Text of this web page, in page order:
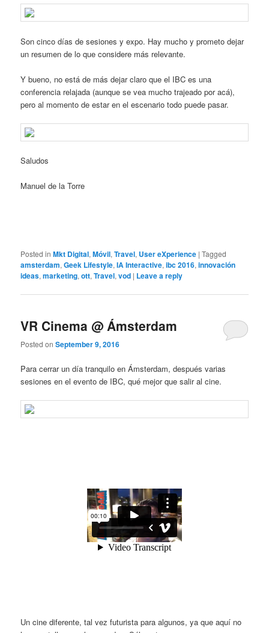
Son cinco días de sesiones y expo. Hay mucho y prometo dejar
un resumen de lo que considere más relevante.
Y bueno, no está de más dejar claro que el IBC es una
conferencia relajada (aunque se vea mucho trajeado por acá),
pero al momento de estar en el escenario todo puede pasar.
Saludos
Manuel de la Torre
Posted in Mkt Digital,Móvil,Travel, User eXperience |Tagged
amsterdam,Geek Lifestyle,IA Interactive,ibc 2016,innovación
ideas,marketing,ott,Travel,vod | Leave a reply
VR Cinema @ Ámsterdam
Posted onSeptember 9, 2016
Para cerrar un día tranquilo en Ámsterdam, después varias
sesiones en el evento de IBC, qué mejor que salir al cine.
Un cine diferente, tal vez futurista para algunos, ya que aquí no